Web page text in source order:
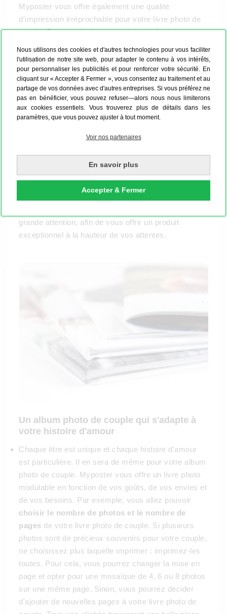
Nous utilisons des cookies et d'autres technologies pour vous faciliter
l'utilisation de notre site web, pour adapter le contenu à vos intérêts,
pour personnaliser les publicités et pour renforcer votre sécurité. En
cliquant sur « Accepter & Fermer », vous consentez au traitement et au
partage de vos données avec d'autres entreprises. Si vous préférez ne
pas en bénéficier, vous pouvez refuser—alors nous nous limiterons
aux cookies essentiels. Vous trouverez plus de détails dans les
paramètres, que vous pouvez ajuster à tout moment.
Voir nos partenaires
En savoir plus
Accepter & Fermer
Myposter vous offre également une qualité
d'impression irréprochable pour votre livre photo de
couple. Personnalisé avec vos plus belles photos,
qualité d'impression vous permet de créer un livre
photo que vous pourrez consulter en toute sérénité
dans de nombreuses années. Finition mate ou finition
brillante, couverture rigide ou couverture souple,
reliure avec agrafe ou système de reliure avec
ouverture à plat 180°, nous apportons le plus grand
soin à la fabrication et à l'impression de votre album
vos photos souvenirs. De son côté, la finition mate
vos photos. Peu importe le style de livre que vous
grande attention, afin de vous offrir un produit
exceptionnel à la hauteur de vos attentes.
Un album photo de couple qui s'adapte à
votre histoire d'amour
Chaque être est unique et chaque histoire d'amour
est particulière. Il en sera de même pour votre album
photo de couple. Myposter vous offre un livre photo
modulable en fonction de vos goûts, de vos envies et
de vos besoins. Par exemple, vous allez pouvoir
choisir le nombre de photos et le nombre de
pages de votre livre photo de couple. Si plusieurs
photos sont de précieux souvenirs pour votre couple,
ne choisissez plus laquelle imprimer : imprimez-les
toutes. Pour cela, vous pourrez changer la mise en
page et opter pour une mosaïque de 4, 6 ou 8 photos
sur une même page. Sinon, vous pourrez décider
d'ajouter de nouvelles pages à votre livre photo de